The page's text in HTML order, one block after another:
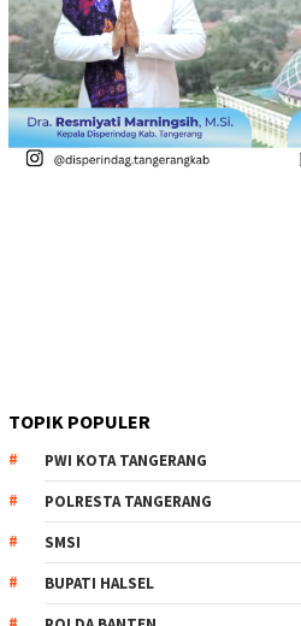
TOPIK POPULER
PWI KOTA TANGERANG
POLRESTA TANGERANG
SMSI
BUPATI HALSEL